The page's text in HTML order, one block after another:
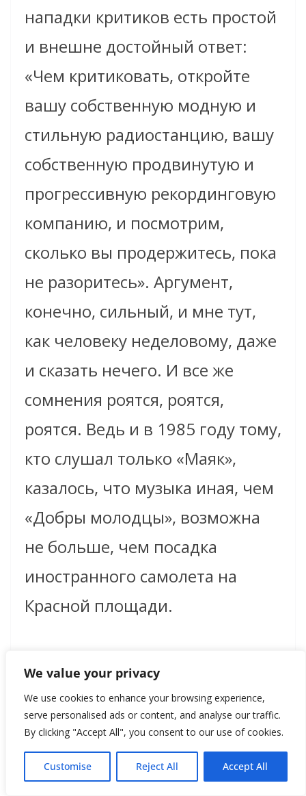
We value your privacy
We use cookies to enhance your browsing experience,
serve personalised ads or content, and analyse our traffic.
By clicking "Accept All", you consent to our use of cookies.
Customise Reject All Accept All
нападки критиков есть простой
и внешне достойный ответ:
«Чем критиковать, откройте
вашу собственную модную и
стильную радиостанцию, вашу
собственную продвинутую и
прогрессивную рекординговую
компанию, и посмотрим,
сколько вы продержитесь, пока
не разоритесь». Аргумент,
конечно, сильный, и мне тут,
как человеку неделовому, даже
и сказать нечего. И все же
сомнения роятся, роятся,
роятся. Ведь и в 1985 году тому,
кто слушал только «Маяк»,
казалось, что музыка иная, чем
«Добры молодцы», возможна
не больше, чем посадка
иностранного самолета на
Красной площади.
ответственности за настоящее
тем, кто на заре туманной
юности по счастливой (или
несчастливой) случайности